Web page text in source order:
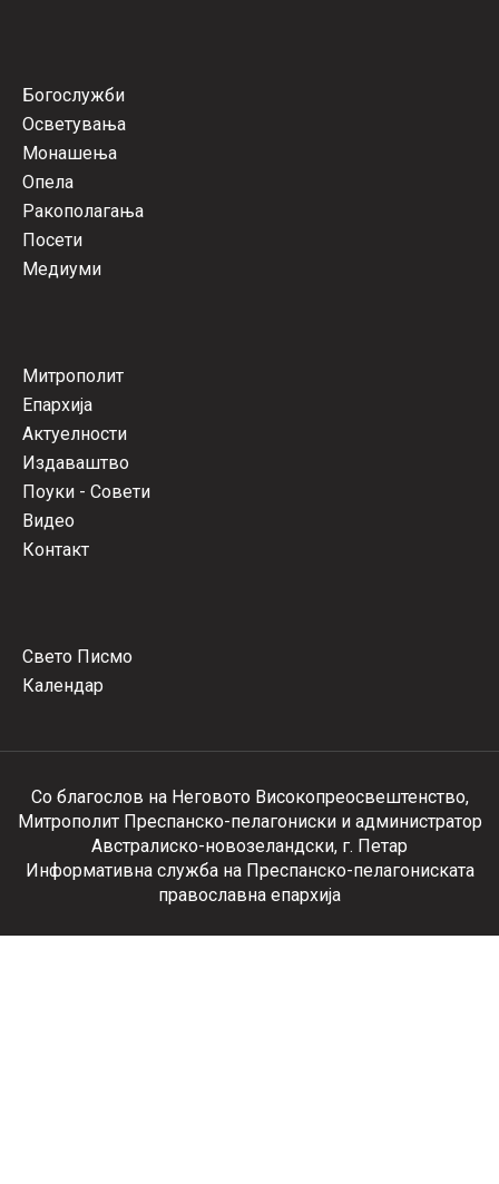
Богослужби
Осветувања
Монашења
Опела
Ракополагања
Посети
Медиуми
Митрополит
Епархија
Актуелности
Издаваштво
Поуки - Совети
Видео
Контакт
Свето Писмо
Календар
Со благослов на Неговото Високопреосвештенство,
Митрополит Преспанско-пелагониски и администратор
Австралиско-новозеландски, г. Петар
Информативна служба на Преспанско-пелагониската
православна епархија